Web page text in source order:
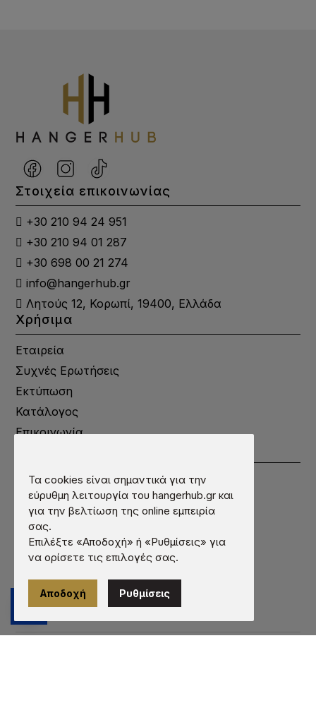
Στοιχεία επικοινωνίας
+30 210 94 24 951
+30 210 94 01 287
+30 698 00 21 274
info@hangerhub.gr
Λητούς 12, Κορωπί, 19400, Ελλάδα
Χρήσιμα
Εταιρεία
Συχνές Ερωτήσεις
Εκτύπωση
Κατάλογος
Επικοινωνία
Όροι χρήσης
Προστασία προσωπικών δεδομένων
Πληροφορίες cookies
Τρόποι πληρωμής
Τρόποι αποστολής
Εγγύηση - Επιστροφές
Τα cookies είναι σημαντικά για την
εύρυθμη λειτουργία του hangerhub.gr και
για την βελτίωση της online εμπειρία
σας.
Επιλέξτε «Αποδοχή» ή «Ρυθμίσεις» για
να ορίσετε τις επιλογές σας.
Αποδοχή Ρυθμίσεις